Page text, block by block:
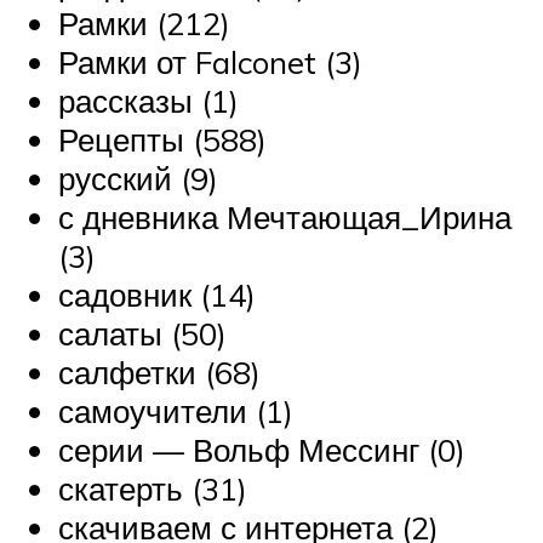
Рамки (212)
Рамки от Falconet (3)
рассказы (1)
Рецепты (588)
русский (9)
с дневника Мечтающая_Ирина
(3)
садовник (14)
салаты (50)
салфетки (68)
самоучители (1)
серии — Вольф Мессинг (0)
скатерть (31)
скачиваем с интернета (2)